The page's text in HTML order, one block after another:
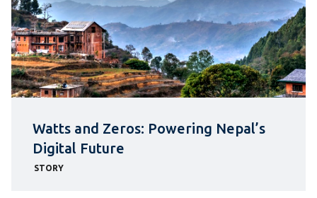
Watts and Zeros: Powering Nepal’s
Digital Future
STORY